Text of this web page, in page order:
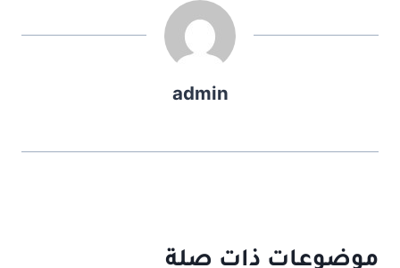
admin
موضوعات ذات صلة